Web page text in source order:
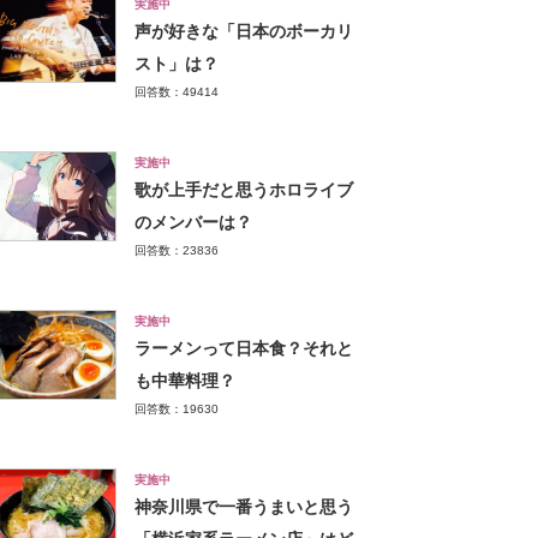
実施中
声が好きな「日本のボーカリ
スト」は？
回答数：49414
実施中
歌が上手だと思うホロライブ
のメンバーは？
回答数：23836
実施中
ラーメンって日本食？それと
も中華料理？
回答数：19630
実施中
神奈川県で一番うまいと思う